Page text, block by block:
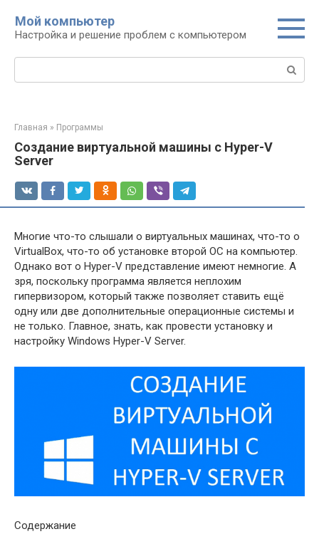
контенту
Мой компьютер
Настройка и решение проблем с компьютером
Поиск:
Главная » Программы
Создание виртуальной машины с Hyper-V
Server
Многие что-то слышали о виртуальных машинах, что-то о
VirtualBox, что-то об установке второй ОС на компьютер.
Однако вот о Hyper-V представление имеют немногие. А
зря, поскольку программа является неплохим
гипервизором, который также позволяет ставить ещё
одну или две дополнительные операционные системы и
не только. Главное, знать, как провести установку и
настройку Windows Hyper-V Server.
Содержание